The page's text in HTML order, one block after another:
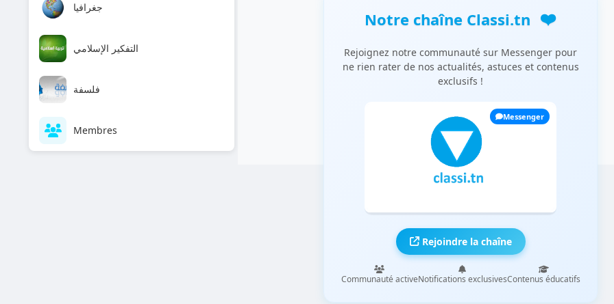
جغرافيا
التفكير الإسلامي
فلسفة
Membres
Notre chaîne Classi.tn ❤️
Rejoignez notre communauté sur Messenger pour
ne rien rater de nos actualités, astuces et contenus
exclusifs !
Messenger
Rejoindre la chaîne
Communauté activeNotifications exclusivesContenus éducatifs